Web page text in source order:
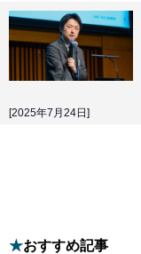
[2025年7月24日]
おすすめ記事